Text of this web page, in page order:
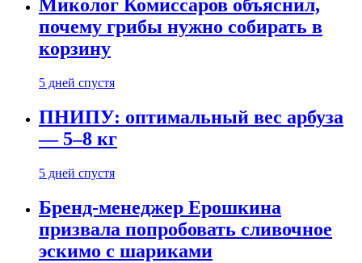
Миколог Комиссаров объяснил,
почему грибы нужно собирать в
корзину
5 дней спустя
ПНИПУ: оптимальный вес арбуза
— 5–8 кг
5 дней спустя
Бренд-менеджер Ерошкина
призвала попробовать сливочное
эскимо с шариками